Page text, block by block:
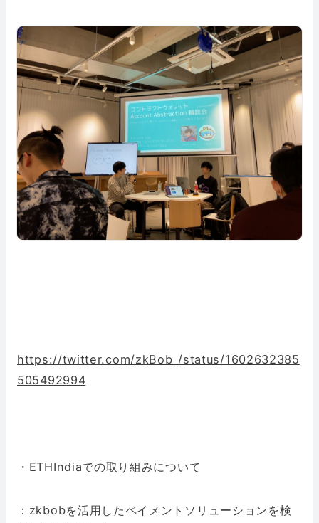
https://twitter.com/zkBob_/status/1602632385
505492994
・ETHIndiaでの取り組みについて
：zkbobを活用したペイメントソリューションを検